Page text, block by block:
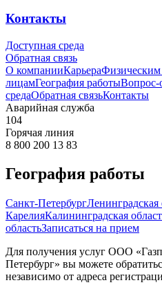
Контакты
Доступная среда
Обратная связь
О компанииКарьера
лицамГеография работыВопрос-
средаОбратная связьКонтакты
Аварийная служба
104
Горячая линия
8 800 200 13 83
География работы
Санкт-ПетербургЛенинградская
КарелияКалининградская
областьЗаписаться на прием
Для получения услуг ООО
Петербург» вы можете
независимо от адреса